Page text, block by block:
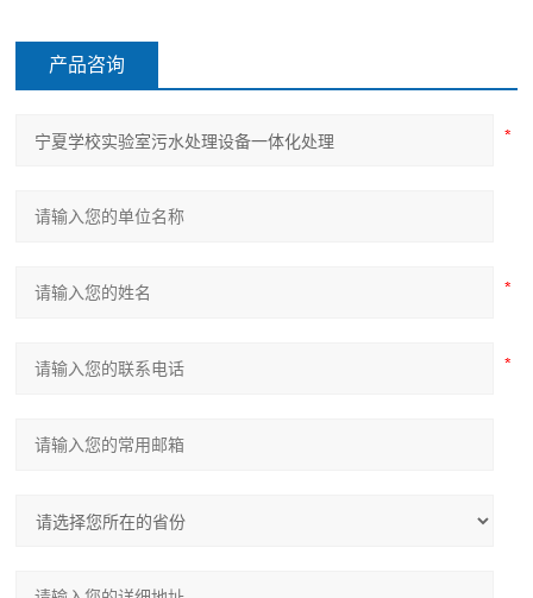
产品咨询